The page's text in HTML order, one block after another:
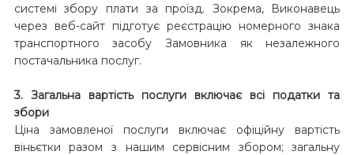
системі збору плати за проїзд. Зокрема, Виконавець
через веб-сайт підготує реєстрацію номерного знака
транспортного засобу Замовника як незалежного
постачальника послуг.
3. Загальна вартість послуги включає всі податки та
збори
Ціна замовленої послуги включає офіційну вартість
віньєтки разом з нашим сервісним збором; загальну